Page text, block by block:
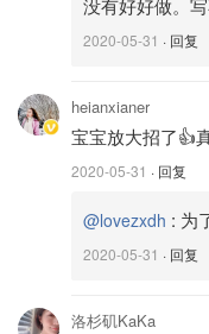
没有好好做。
2020-05-31 · 回复
heianxianer
宝宝放大招了👍
2020-05-31 · 回复
@lovezxdh : 为
2020-05-31 · 回复
洛杉矶KaKa